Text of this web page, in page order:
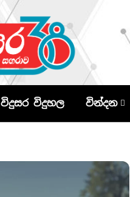
විදුසර විදුහල වින්දන